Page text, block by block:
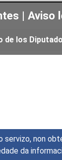
non
da
| Aviso
de los